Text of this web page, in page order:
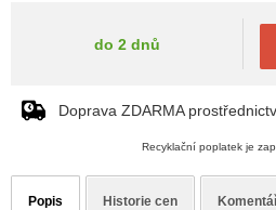
do 2 dnů
Doprava ZDARMA
Recyklační poplatek je
Popis Historie cen